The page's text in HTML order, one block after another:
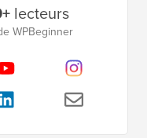
lecteurs
WPBeginner